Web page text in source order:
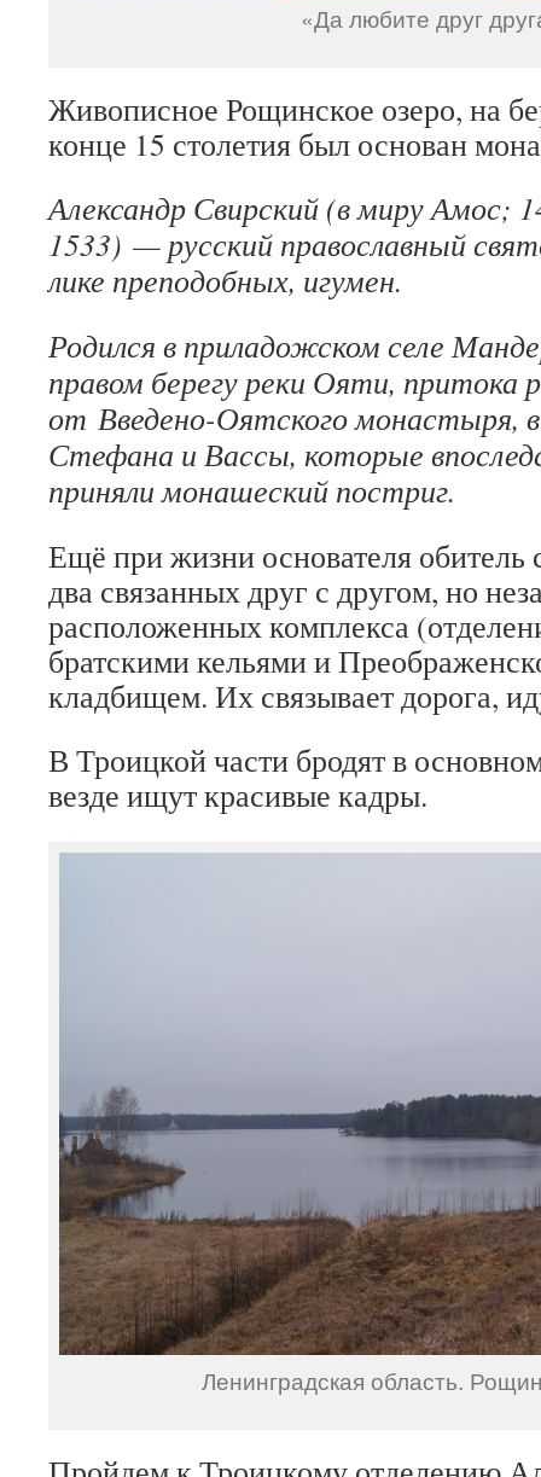
«Да любите друг
Живописное Рощинское озеро, на
конце 15 столетия был основан
Александр Свирский (в миру Амос;
1533) — русский православный
лике преподобных, игумен.
Родился в приладожском селе
правом берегу реки Ояти, притока
от Введено-Оятского монастыря,
Стефана и Вассы, которые
приняли монашеский постриг.
Ещё при жизни основателя обитель
два связанных друг с другом, но
расположенных комплекса
братскими кельями и
кладбищем. Их связывает дорога,
В Троицкой части бродят в
везде ищут красивые кадры.
Ленинградская область.